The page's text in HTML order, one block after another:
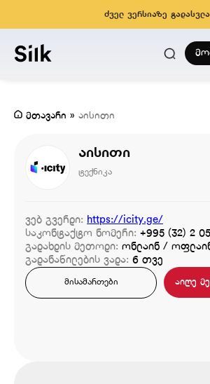
ძველ ვერსიაზე გადასვლა
მთავარი » აისითი
აისითი
ტექნიკა
ვებ გვერდი: https://icity.ge/
საკონტაქტო ნომერი: +995 (32) 2
გადახდის მეთოდი: ონლაინ /
გადანაწილების ვადა: 6 თვე
მისამართები აიღე